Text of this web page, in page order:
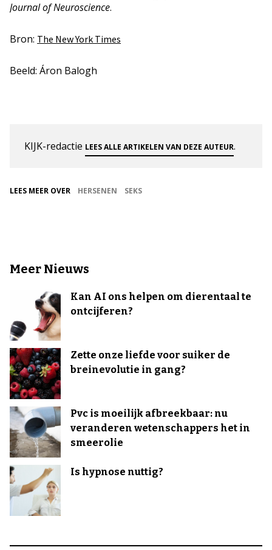
Journal of Neuroscience.
Bron: The New York Times
Beeld: Áron Balogh
KIJK-redactie LEES ALLE ARTIKELEN VAN DEZE AUTEUR.
LEES MEER OVER HERSENEN SEKS
Meer Nieuws
Kan AI ons helpen om dierentaal te
ontcijferen?
Zette onze liefde voor suiker de
breinevolutie in gang?
Pvc is moeilijk afbreekbaar: nu
veranderen wetenschappers het in
smeerolie
Is hypnose nuttig?